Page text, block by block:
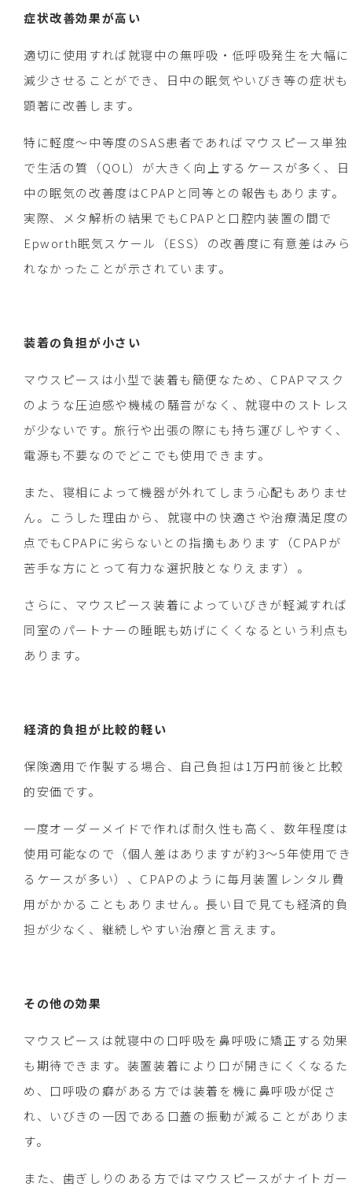
症状改善効果が高い
適切に使用すれば就寝中の無呼吸・低呼吸発生を大幅に
減少させることができ、日中の眠気やいびき等の症状も
顕著に改善します。
特に軽度～中等度のSAS患者であればマウスピース単独
で生活の質（QOL）が大きく向上するケースが多く、日
中の眠気の改善度はCPAPと同等との報告もあります。
実際、メタ解析の結果でもCPAPと口腔内装置の間で
Epworth眠気スケール（ESS）の改善度に有意差はみら
れなかったことが示されています。
装着の負担が小さい
マウスピースは小型で装着も簡便なため、CPAPマスク
のような圧迫感や機械の騒音がなく、就寝中のストレス
が少ないです。旅行や出張の際にも持ち運びしやすく、
電源も不要なのでどこでも使用できます。
また、寝相によって機器が外れてしまう心配もありませ
ん。こうした理由から、就寝中の快適さや治療満足度の
点でもCPAPに劣らないとの指摘もあります（CPAPが
苦手な方にとって有力な選択肢となりえます）。
さらに、マウスピース装着によっていびきが軽減すれば
同室のパートナーの睡眠も妨げにくくなるという利点も
あります。
経済的負担が比較的軽い
保険適用で作製する場合、自己負担は1万円前後と比較
的安価です。
一度オーダーメイドで作れば耐久性も高く、数年程度は
使用可能なので（個人差はありますが約3～5年使用でき
るケースが多い）、CPAPのように毎月装置レンタル費
用がかかることもありません。長い目で見ても経済的負
担が少なく、継続しやすい治療と言えます。
その他の効果
マウスピースは就寝中の口呼吸を鼻呼吸に矯正する効果
も期待できます。装置装着により口が開きにくくなるた
め、口呼吸の癖がある方では装着を機に鼻呼吸が促さ
れ、いびきの一因である口蓋の振動が減ることがありま
す。
また、歯ぎしりのある方ではマウスピースがナイトガー